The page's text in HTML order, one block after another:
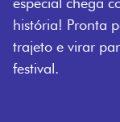
cada
de